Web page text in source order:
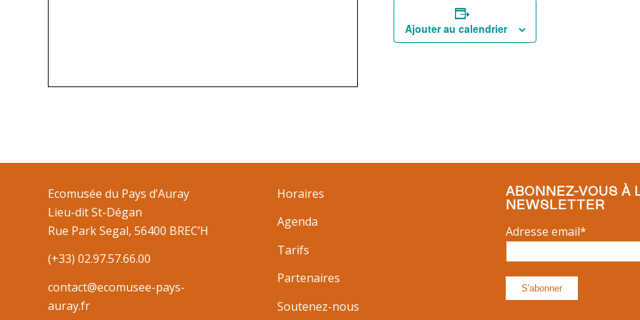
Ajouter au calendrier
Ecomusée du Pays d’Auray
Lieu-dit St-Dégan
Rue Park Segal, 56400 BREC’H
(+33) 02.97.57.66.00
contact@ecomusee-pays-
auray.fr
Horaires
Agenda
Tarifs
Partenaires
Soutenez-nous
ABONNEZ-VOUS À
NEWSLETTER
Adresse email*